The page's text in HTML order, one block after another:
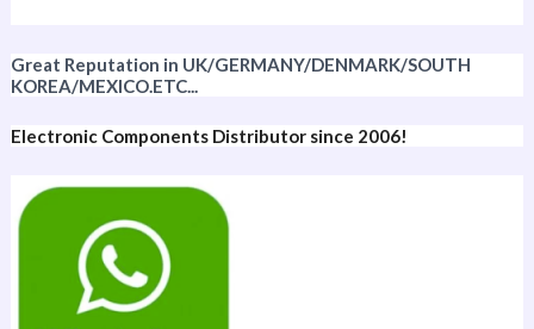
Great Reputation in UK/GERMANY/DENMARK/SOUTH
KOREA/MEXICO.ETC...
Electronic Components Distributor since 2006!